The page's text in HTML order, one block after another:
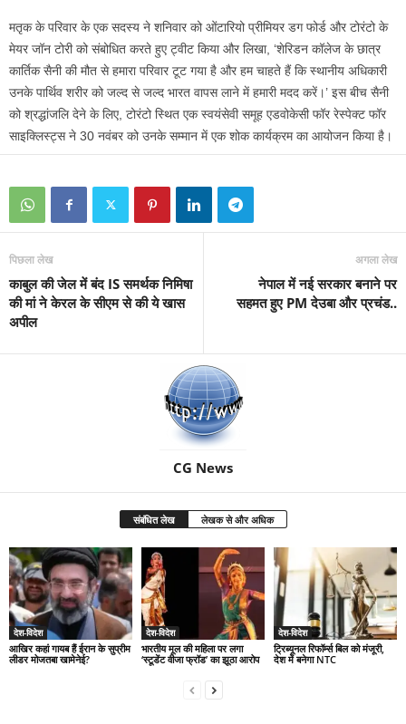
मतृक के परिवार के एक सदस्य ने शनिवार को ओंटारियो प्रीमियर डग फोर्ड और टोरंटो के
मेयर जॉन टोरी को संबोधित करते हुए ट्वीट किया और लिखा, ‘शेरिडन कॉलेज के छात्र
कार्तिक सैनी की मौत से हमारा परिवार टूट गया है और हम चाहते हैं कि स्थानीय अधिकारी
उनके पार्थिव शरीर को जल्द से जल्द भारत वापस लाने में हमारी मदद करें।’ इस बीच सैनी
को श्रद्धांजलि देने के लिए, टोरंटो स्थित एक स्वयंसेवी समूह एडवोकेसी फॉर रेस्पेक्ट फॉर
साइक्लिस्ट्स ने 30 नवंबर को उनके सम्मान में एक शोक कार्यक्रम का आयोजन किया है।
पिछला लेख
काबुल की जेल में बंद IS समर्थक निमिषा
की मां ने केरल के सीएम से की ये खास
अपील
अगला लेख
नेपाल में नई सरकार बनाने पर
सहमत हुए PM देउबा और प्रचंड..
CG News
संबंधित लेख लेखक से और अधिक
देश-विदेश
आखिर कहां गायब हैं ईरान के सुप्रीम
लीडर मोजतबा खामेनेई?
देश-विदेश
भारतीय मूल की महिला पर लगा
‘स्टूडेंट वीजा फ्रॉड’ का झूठा आरोप
देश-विदेश
ट्रिब्यूनल रिफॉर्म्स बिल को मंजूरी,
देश में बनेगा NTC